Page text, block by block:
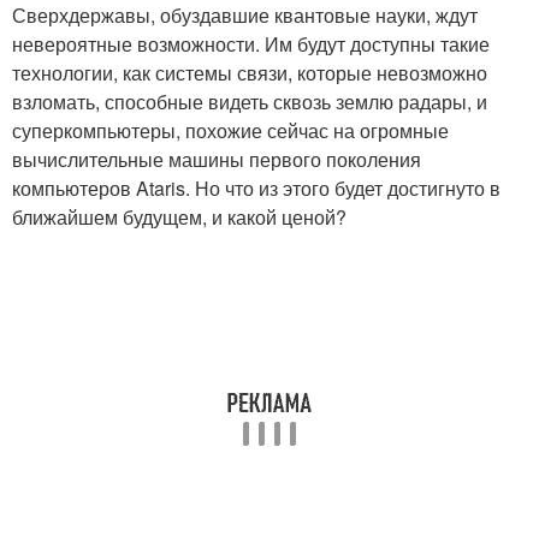
Сверхдержавы, обуздавшие квантовые науки, ждут
невероятные возможности. Им будут доступны такие
технологии, как системы связи, которые невозможно
взломать, способные видеть сквозь землю радары, и
суперкомпьютеры, похожие сейчас на огромные
вычислительные машины первого поколения
компьютеров Ataris. Но что из этого будет достигнуто в
ближайшем будущем, и какой ценой?